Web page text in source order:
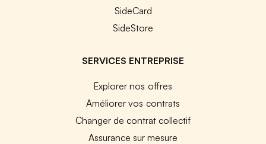
SideCard
SideStore
SERVICES ENTREPRISE
Explorer nos offres
Améliorer vos contrats
Changer de contrat collectif
Assurance sur mesure